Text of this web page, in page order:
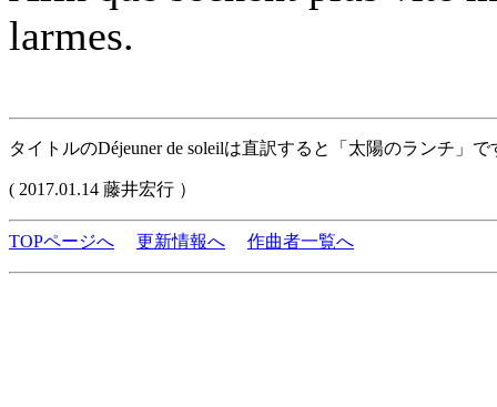
larmes.
タイトルのDéjeuner de soleilは直訳すると「太陽のランチ」
( 2017.01.14 藤井宏行 ）
TOPページへ 更新情報へ 作曲者一覧へ